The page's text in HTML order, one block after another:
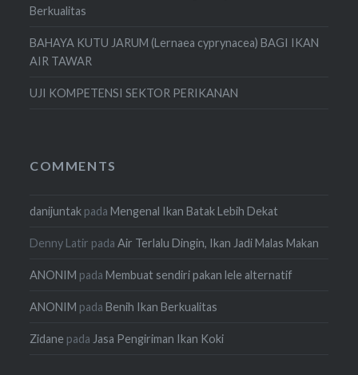
Berkualitas
BAHAYA KUTU JARUM (Lernaea cyprynacea) BAGI IKAN
AIR TAWAR
UJI KOMPETENSI SEKTOR PERIKANAN
COMMENTS
danijuntak padaMengenal Ikan Batak Lebih Dekat
Denny Latir padaAir Terlalu Dingin, Ikan Jadi Malas Makan
ANONIM padaMembuat sendiri pakan lele alternatif
ANONIM padaBenih Ikan Berkualitas
Zidane padaJasa Pengiriman Ikan Koki